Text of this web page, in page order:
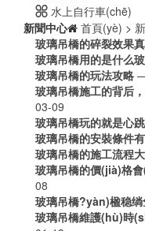
水上自行車(chē)
新聞中心
首頁(yè) >
玻璃吊橋的碎裂效果真
玻璃吊橋用的是什么玻璃
玻璃吊橋的玩法攻略
玻璃吊橋施工的背后
03-09
玻璃吊橋玩的就是心跳
玻璃吊橋的安裝條件
玻璃吊橋的施工流程大
玻璃吊橋的價(jià)格會
08
玻璃吊橋?yàn)楹稳绱耸
玻璃吊橋維護(hù)時